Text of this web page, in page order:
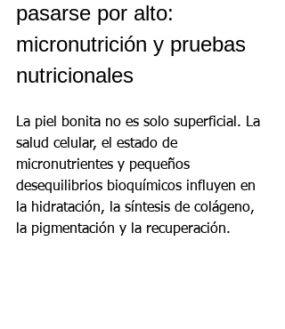
pasarse por alto:
micronutrición y pruebas
nutricionales
La piel bonita no es solo superficial. La
salud celular, el estado de
micronutrientes y pequeños
desequilibrios bioquímicos influyen en
la hidratación, la síntesis de colágeno,
la pigmentación y la recuperación.